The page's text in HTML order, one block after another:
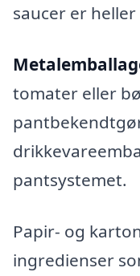
saucer er
tomater eller
pantsystemet.
Papir- og
ingredienser